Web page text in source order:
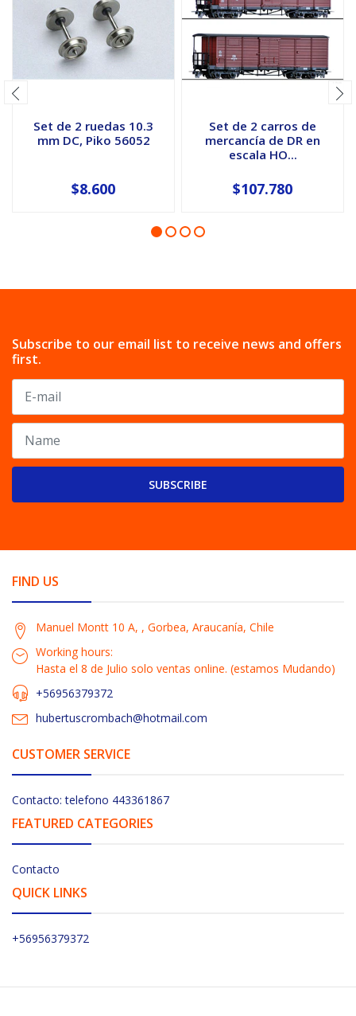
Set de 2 ruedas 10.3
mm DC, Piko 56052
$8.600
Set de 2 carros de
mercancía de DR en
escala HO...
$107.780
Subscribe to our email list to receive news and offers
first.
SUBSCRIBE
FIND US
Manuel Montt 10 A, , Gorbea, Araucanía, Chile
Working hours:
Hasta el 8 de Julio solo ventas online. (estamos Mudando)
+56956379372
hubertuscrombach@hotmail.com
CUSTOMER SERVICE
Contacto: telefono 443361867
FEATURED CATEGORIES
Contacto
QUICK LINKS
+56956379372